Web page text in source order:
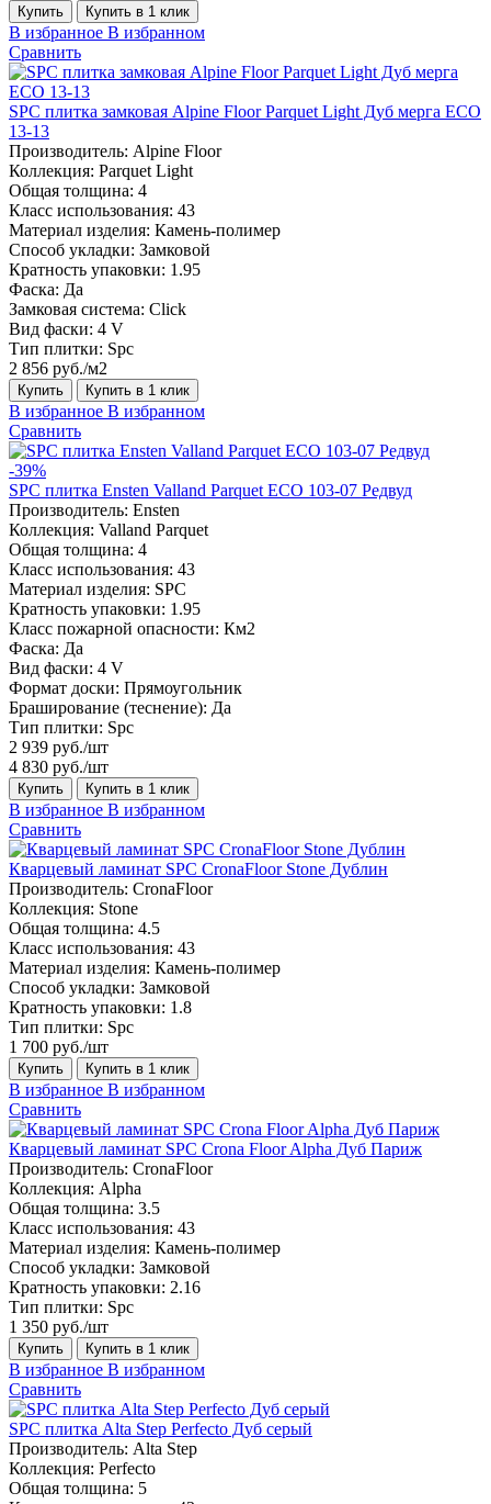
Купить Купить в 1 клик
В избранное В избранном
Сравнить
SPC плитка замковая Alpine Floor Parquet Light Дуб мерга ЕСО
13-13
Производитель: Alpine Floor
Коллекция: Parquet Light
Общая толщина: 4
Класс использования: 43
Материал изделия: Камень-полимер
Способ укладки: Замковой
Кратность упаковки: 1.95
Фаска: Да
Замковая система: Click
Вид фаски: 4 V
Тип плитки: Spc
2 856 руб./м2
Купить Купить в 1 клик
В избранное В избранном
Сравнить
-39%
SPC плитка Ensten Valland Parquet ECO 103-07 Редвуд
Производитель: Ensten
Коллекция: Valland Parquet
Общая толщина: 4
Класс использования: 43
Материал изделия: SPC
Кратность упаковки: 1.95
Класс пожарной опасности: Км2
Фаска: Да
Вид фаски: 4 V
Формат доски: Прямоугольник
Браширование (теснение): Да
Тип плитки: Spc
2 939 руб./шт
4 830 руб./шт
Купить Купить в 1 клик
В избранное В избранном
Сравнить
Кварцевый ламинат SPC CronaFloor Stone Дублин
Производитель: CronaFloor
Коллекция: Stone
Общая толщина: 4.5
Класс использования: 43
Материал изделия: Камень-полимер
Способ укладки: Замковой
Кратность упаковки: 1.8
Тип плитки: Spc
1 700 руб./шт
Купить Купить в 1 клик
В избранное В избранном
Сравнить
Кварцевый ламинат SPC Crona Floor Alpha Дуб Париж
Производитель: CronaFloor
Коллекция: Alpha
Общая толщина: 3.5
Класс использования: 43
Материал изделия: Камень-полимер
Способ укладки: Замковой
Кратность упаковки: 2.16
Тип плитки: Spc
1 350 руб./шт
Купить Купить в 1 клик
В избранное В избранном
Сравнить
SPC плитка Alta Step Perfecto Дуб серый
Производитель: Alta Step
Коллекция: Perfecto
Общая толщина: 5